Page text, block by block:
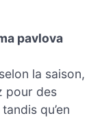
pavlova
la saison,
pour des
qu’en